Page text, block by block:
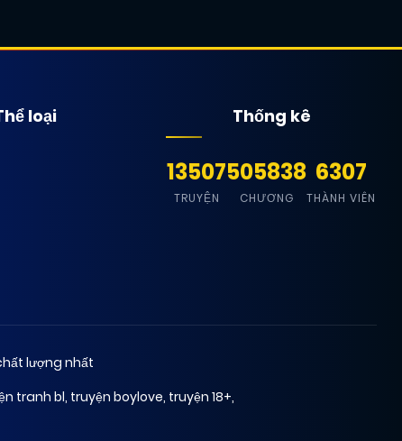
loại Thống kê
13507
TRUYỆN
505838
CHƯƠNG
6307
THÀNH VIÊN
lượng nhất
tranh bl, truyện boylove, truyện 18+,